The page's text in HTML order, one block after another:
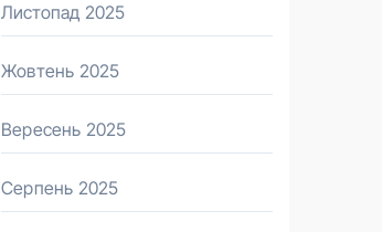
Листопад 2025
Жовтень 2025
Вересень 2025
Серпень 2025